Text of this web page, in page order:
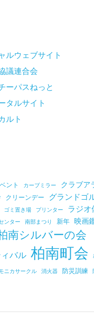
ルウェブサイト
議連合会
ーパスねっと
タルサイト
ルト
ント カーブミラー クラブア
クリーンデー グランドゴ
ゴミ置き場 プリンター ラジオ
ンター 南部まつり 新年 映画
南シルバーの会
バル 柏南町会
ニカサークル 消火器 防災訓練